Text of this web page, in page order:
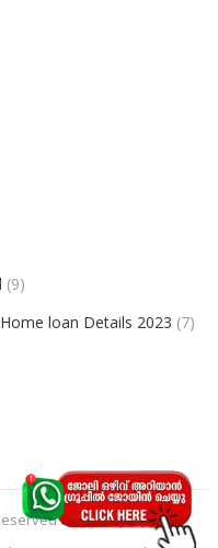
(9)
loan Details 2023 (7)
toKeralajobpoint